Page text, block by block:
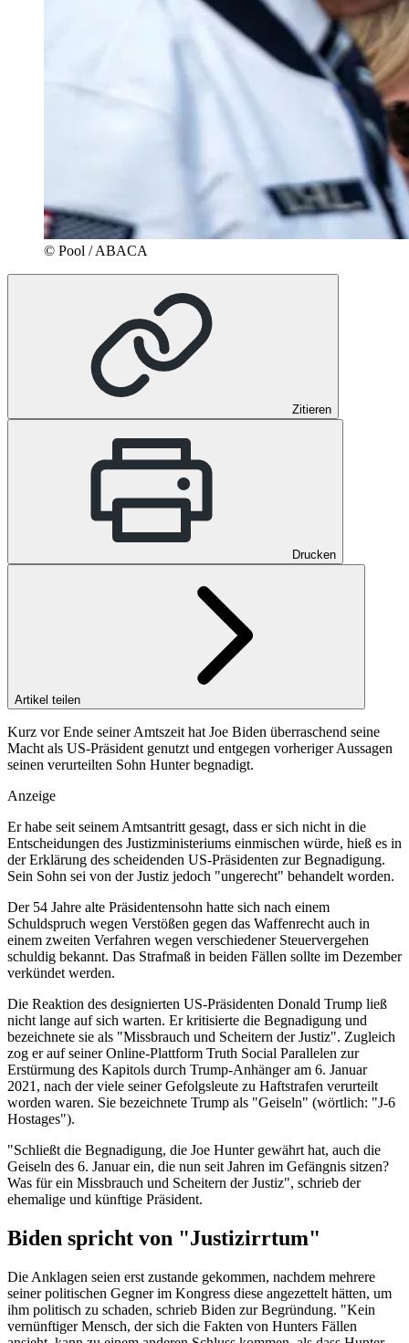
© Pool / ABACA
Zitieren
Drucken
Artikel teilen
Kurz vor Ende seiner Amtszeit hat Joe Biden überraschend seine
Macht als US-Präsident genutzt und entgegen vorheriger Aussagen
seinen verurteilten Sohn Hunter begnadigt.
Anzeige
Er habe seit seinem Amtsantritt gesagt, dass er sich nicht in die
Entscheidungen des Justizministeriums einmischen würde, hieß es in
der Erklärung des scheidenden US-Präsidenten zur Begnadigung.
Sein Sohn sei von der Justiz jedoch "ungerecht" behandelt worden.
Der 54 Jahre alte Präsidentensohn hatte sich nach einem
Schuldspruch wegen Verstößen gegen das Waffenrecht auch in
einem zweiten Verfahren wegen verschiedener Steuervergehen
schuldig bekannt. Das Strafmaß in beiden Fällen sollte im Dezember
verkündet werden.
Die Reaktion des designierten US-Präsidenten Donald Trump ließ
nicht lange auf sich warten. Er kritisierte die Begnadigung und
bezeichnete sie als "Missbrauch und Scheitern der Justiz". Zugleich
zog er auf seiner Online-Plattform Truth Social Parallelen zur
Erstürmung des Kapitols durch Trump-Anhänger am 6. Januar
2021, nach der viele seiner Gefolgsleute zu Haftstrafen verurteilt
worden waren. Sie bezeichnete Trump als "Geiseln" (wörtlich: "J-6
Hostages").
"Schließt die Begnadigung, die Joe Hunter gewährt hat, auch die
Geiseln des 6. Januar ein, die nun seit Jahren im Gefängnis sitzen?
Was für ein Missbrauch und Scheitern der Justiz", schrieb der
ehemalige und künftige Präsident.
Biden spricht von "Justizirrtum"
Die Anklagen seien erst zustande gekommen, nachdem mehrere
seiner politischen Gegner im Kongress diese angezettelt hätten, um
ihm politisch zu schaden, schrieb Biden zur Begründung. "Kein
vernünftiger Mensch, der sich die Fakten von Hunters Fällen